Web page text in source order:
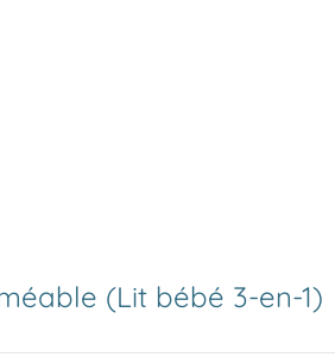
(Lit bébé 3-en-1)